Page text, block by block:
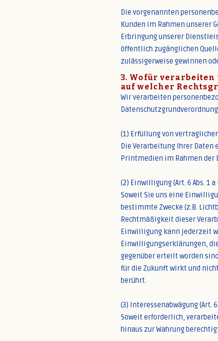
Die vorgenannten
Kunden im Rahmen unserer
Erbringung unserer
öffentlich zugänglichen
zulässigerweise gewinnen
3. Wofür
auf welcher
Wir verarbeiten
Datenschutzgrundverordnung
(1) Erfüllung von vertraglichen
Die Verarbeitung Ihrer
Printmedien im Rahmen der
(2) Einwilligung (Art. 6 Abs. 1 a
Soweit Sie uns eine
bestimmte Zwecke (z.B.
Rechtmäßigkeit dieser
Einwilligung kann jederzeit
Einwilligungserklärungen, die
gegenüber erteilt worden
für die Zukunft wirkt und
berührt.
(3) Interessenabwägung (Art. 6
Soweit erforderlich,
hinaus zur Wahrung